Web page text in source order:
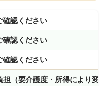
確認ください
確認ください
確認ください
担（要介護度・所得により変